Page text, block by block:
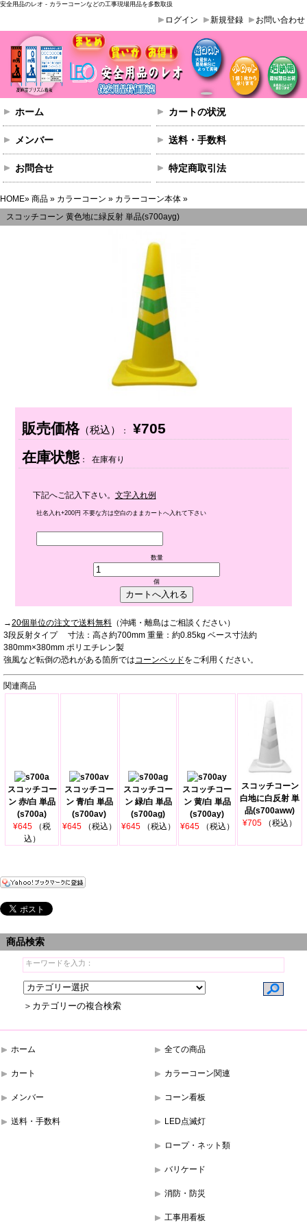
安全用品のレオ - カラーコーンなどの工事現場用品を多数取扱
お問い合わせ
新規登録
ログイン
ホーム カートの状況
メンバー 送料・手数料
お問合せ 特定商取引法
HOME» 商品 » カラーコーン » カラーコーン本体 »
スコッチコーン 黄色地に緑反射 単品(s700ayg)
販売価格（税込） ： ¥705
在庫状態 ： 在庫有り
下記へご記入下さい。 文字入れ例
社名入れ+200円 不要な方は空白のままカートへ入れて下さい
数量
個
→20個単位の注文で送料無料 （沖縄・離島はご相談ください）
3段反射タイプ 寸法：高さ約700mm 重量：約0.85kg ベース寸法約
380mm×380mm ポリエチレン製
強風など転倒の恐れがある箇所ではコーンベッドをご利用ください。
関連商品
スコッチコー
ン 赤/白 単品
(s700a)
¥645
（税
込）
スコッチコー
ン 青/白 単品
(s700av)
¥645
（税込）
スコッチコー
ン 緑/白 単品
(s700ag)
¥645
（税込）
スコッチコー
ン 黄/白 単品
(s700ay)
¥645
（税込）
スコッチコーン
白地に白反射 単
品(s700aww)
¥705
（税込）
商品検索
＞カテゴリーの複合検索
ホーム
カート
メンバー
送料・手数料
全ての商品
カラーコーン関連
コーン看板
LED点滅灯
ロープ・ネット類
バリケード
消防・防災
工事用看板